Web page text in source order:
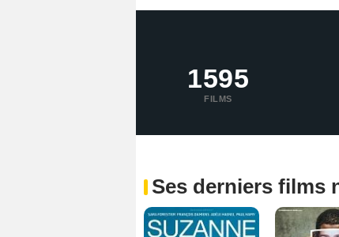
1595
FILMS
Ses derniers films